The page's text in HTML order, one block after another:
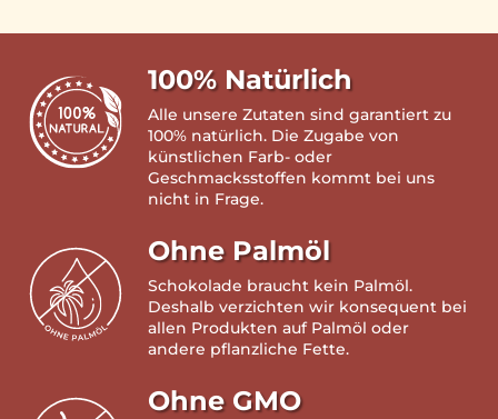
100% Natürlich
Alle unsere Zutaten sind garantiert zu
100% natürlich. Die Zugabe von
künstlichen Farb- oder
Geschmacksstoffen kommt bei uns
nicht in Frage.
Ohne Palmöl
Schokolade braucht kein Palmöl.
Deshalb verzichten wir konsequent bei
allen Produkten auf Palmöl oder
andere pflanzliche Fette.
Ohne GMO